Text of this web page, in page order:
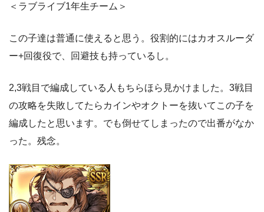
＜ラブライブ1年生チーム＞
この子達は普通に使えると思う。役割的にはカオスルーダ
ー+回復役で、回避技も持っているし。
2,3戦目で編成している人もちらほら見かけました。3戦目
の攻略を失敗してたらカインやオクトーを抜いてこの子を
編成したと思います。でも倒せてしまったので出番がなか
った。残念。